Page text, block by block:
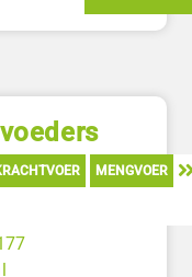
MENGVOER